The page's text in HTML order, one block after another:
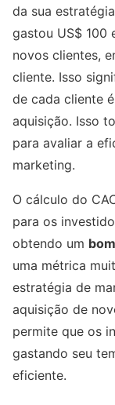
da sua
gastou US$ 100
novos clientes,
cliente. Isso
de cada cliente
aquisição. Isso
para avaliar a
marketing.
O cálculo do
para os
obtendo um
uma métrica
estratégia de
aquisição de
permite que os
gastando seu
eficiente.